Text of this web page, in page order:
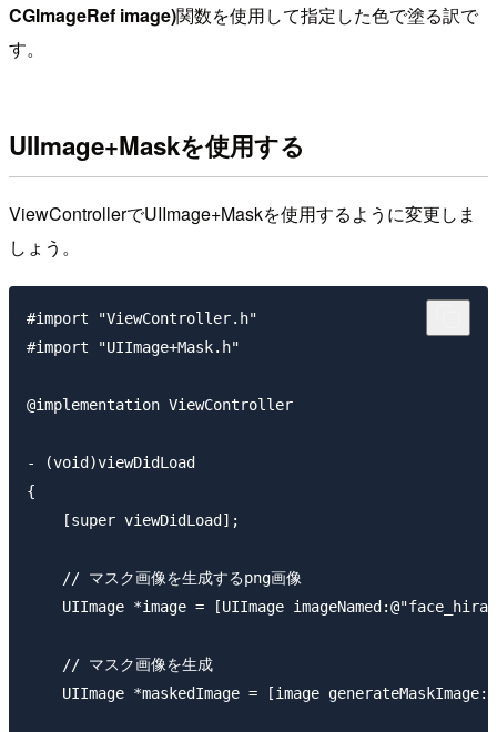
CGImageRef image)関数を使用して指定した色で塗る訳で
す。
UIImage+Maskを使用する
ViewControllerでUIImage+Maskを使用するように変更しま
しょう。
#import "ViewController.h"
#import "UIImage+Mask.h"
@implementation ViewController
- (void)viewDidLoad
{
    [super viewDidLoad];
    // マスク画像を生成するpng画像
UIImage *image = [UIImage
    // マスク画像を生成
UIImage *maskedImage = [image